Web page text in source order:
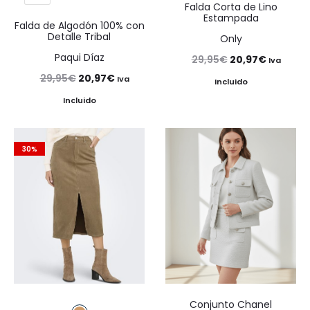
Falda de Algodón 100% con
Detalle Tribal
Paqui Díaz
29,95€ El
precio
era:
29,95€.
20,97€ElIva
Incluido
Falda Corta de Lino
Estampada
Only
29,95€ El
precio
29,95€.
20,97€ElIva
Incluido
30%
Conjunto Chanel